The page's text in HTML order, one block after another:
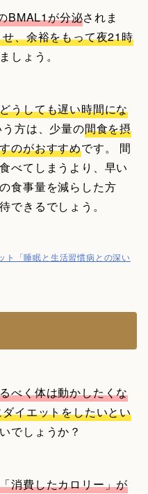
BMAL1が分泌されま
、余裕をもって夜21時
しょう。
うしても遅い時間にな
方は、少量の間食を摂
のがおすすめです。 間
べてしまうより、早い
食事量を減らした方
できるでしょう。
ト「睡眠と生活習慣病との深い
べく体は動かしたくな
イエットをしたいとい
でしょうか？
消費したカロリー」が